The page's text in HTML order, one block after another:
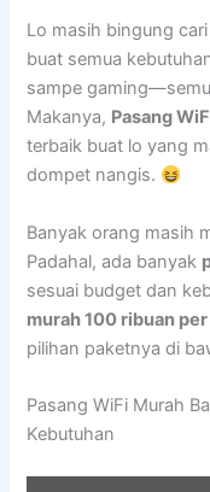
Lo masih bingung
buat semua
sampe
Makanya, Pasang
terbaik buat lo yang
dompet nangis.
Banyak orang masih
Padahal, ada banyak
sesuai budget dan
murah 100 ribuan
pilihan paketnya di
Pasang WiFi Murah
Kebutuhan